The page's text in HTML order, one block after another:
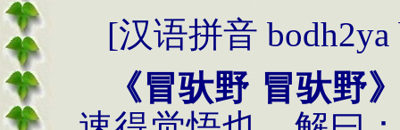
[汉语拼音
《冒驮野 冒驮野